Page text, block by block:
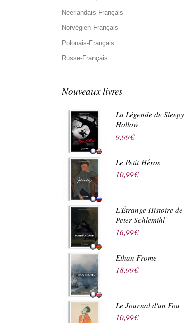
Néerlandais-Français
Norvégien-Français
Polonais-Français
Russe-Français
Nouveaux livres
La Légende de Sleepy
Hollow
9,99€
Le Petit Héros
10,99€
L'Étrange Histoire de
Peter Schlemihl
16,99€
Ethan Frome
18,99€
Le Journal d'un Fou
10,99€